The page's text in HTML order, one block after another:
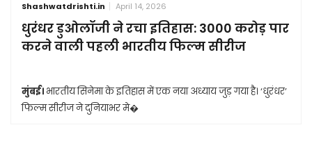
Shashwatdrishti.in April 14, 2026
धुरंधर डुओलॉजी ने रचा इतिहास: 3000 करोड़ पार
करने वाली पहली भारतीय फिल्म सीरीज
मुंबई। भारतीय सिनेमा के इतिहास में एक नया अध्याय जुड़ गया है। ‘धुरंधर’
फिल्म सीरीज ने दुनियाभर मे�